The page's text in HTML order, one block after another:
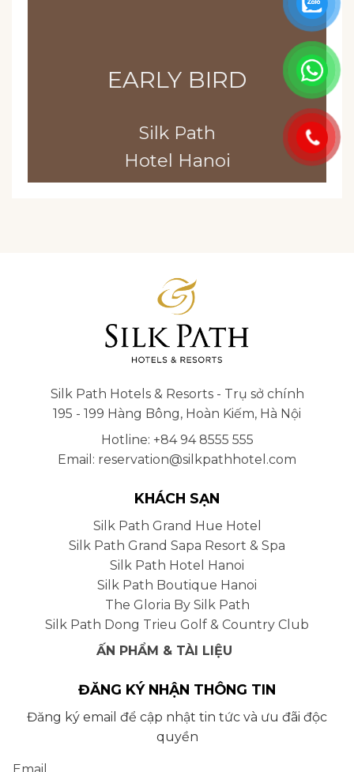
EARLY BIRD
Silk Path
Hotel Hanoi
Silk Path Hotels & Resorts - Trụ sở chính
195 - 199 Hàng Bông, Hoàn Kiếm, Hà Nội
Hotline: +84 94 8555 555
Email: reservation@silkpathhotel.com
KHÁCH SẠN
Silk Path Grand Hue Hotel
Silk Path Grand Sapa Resort & Spa
Silk Path Hotel Hanoi
Silk Path Boutique Hanoi
The Gloria By Silk Path
Silk Path Dong Trieu Golf & Country Club
ẤN PHẨM & TÀI LIỆU
ĐĂNG KÝ NHẬN THÔNG TIN
Đăng ký email để cập nhật tin tức và ưu đãi độc
quyền